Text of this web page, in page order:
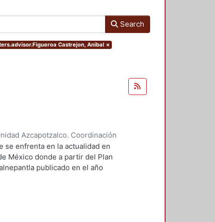
Search
Castrejon, Anibal ×
Azcapotzalco. Coordinación
Enya Kassandra;Díaz
se enfrenta en la actualidad en
México donde a partir del Plan
publicado en el año